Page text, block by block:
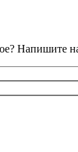
Напишите